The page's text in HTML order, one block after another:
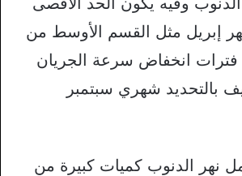
إبريل مثل القسم الأوسط من
فترات انخفاض سرعة الجريان
بالتحديد شهري سبتمبر
نهر الدنوب كميات كبيرة من